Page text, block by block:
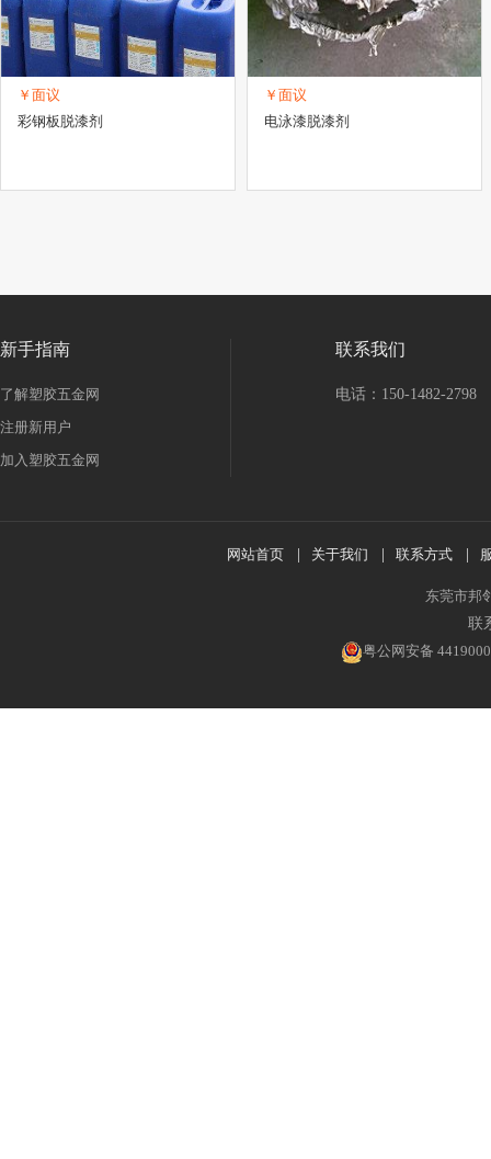
￥面议
彩钢板脱漆剂
￥面议
电泳漆脱漆剂
新手指南
了解塑胶五金网
注册新用户
加入塑胶五金网
联系我们
电话：150-1482-2798
网站首页 关于我们 联系方式
东莞市邦
联
粤公网安备